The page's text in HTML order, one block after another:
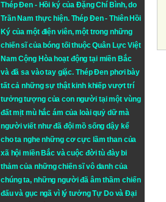
Thép Đen - Hồi ký của Đặng Chí Bình, do
Trần Nam thực hiện. Thép Đen- Thiên Hồi
Ký của một điện viên, một trong những
chiến sĩ của bóng tối thuộc Quân Lực Việt
Nam Cộng Hòa hoạt động tại miền Bắc
và đã sa vào tay giặc. Thép Đen phơi bày
tất cả những sự thật kinh khiếp vượt trí
tưởng tượng của con người tại một vùng
đất mịt mù hắc ám của loài quỷ dữ mà
người viết như đã đội mồ sống dậy kể
cho ta nghe những cơ cực lầm than của
xã hội miền Bắc và cuộc đời tù đày bi
thảm của những chiến sĩ vô danh của
chúng ta, những người đã âm thầm chiến
đấu và gục ngã vì lý tưởngTự DovàĐại